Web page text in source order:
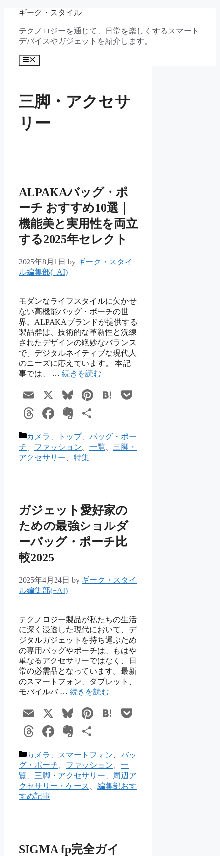
ギーク・スタイル
テクノロジーを通じて、日常を楽しくするスマート
デバイスやガジェットを紹介します。
メ
三脚・アクセサ
リー
ALPAKAバッグ・ポ
ーチ おすすめ10選｜
機能美と実用性を両立
する2025年セレクト
2025年8月1日 by ギーク・スタイ
ル編集部(+AI)
モダンなライフスタイルに欠かせ
ない高機能バッグ・ポーチの世
界。ALPAKAブランドが提供する
製品群は、技術的な革新性と洗練
されたデザインの絶妙なバランス
で、デジタルネイティブな現代人
のニーズに応えています。 本記
事では、 … 続きを読む
Email
X Bluesky
Pinterest
Hatena
Threads
Facebook
Evernote
有
カ
ゴ
カメラ トップ、 バッグ・ポー
チ
ファッション 一覧
三脚・
アクセサリー
特集
ガジェット愛好家の
ための最強ショルダ
ーバッグ・ポーチ比
較2025
2025年4月24日 by ギーク・スタイ
ル編集部(+AI)
テクノロジー製品が私たちの生活
に深く浸透した現代において、デ
ジタルガジェットを持ち運ぶため
の専用バッグやポーチは、もはや
単なるアクセサリーではなく、日
常の必需品となっています。最新
のスマートフォン、タブレット、
モバイルバ … 続きを読む
Email
X Bluesky
Pinterest
Hatena
Threads
Facebook
Evernote
カ
テ
リ
ー
カメラ スマートフォン
バッ
グ・ポーチ
ファッション
一
覧
三脚・アクセサリー
周辺ア
クセサリー・ケース
編集部おす
すめ記事
SIGMA fp完全ガイ